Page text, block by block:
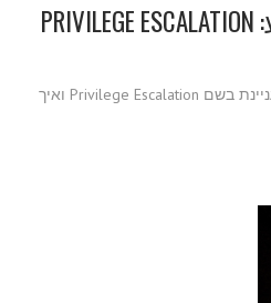
מבוא לאבטחת מידע: PRIVILEGE ESCALATION
הסבר למתחילים על מתקפה מעניינת בשם Privilege Escalation ואיך